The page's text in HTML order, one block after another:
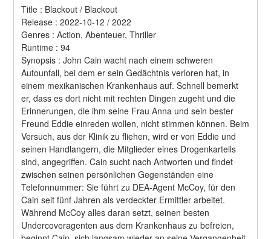
Title : Blackout / Blackout
Release : 2022-10-12 / 2022
Genres : Action, Abenteuer, Thriller
Runtime : 94
Synopsis : John Cain wacht nach einem schweren
Autounfall, bei dem er sein Gedächtnis verloren hat, in
einem mexikanischen Krankenhaus auf. Schnell bemerkt
er, dass es dort nicht mit rechten Dingen zugeht und die
Erinnerungen, die ihm seine Frau Anna und sein bester
Freund Eddie einreden wollen, nicht stimmen können. Beim
Versuch, aus der Klinik zu fliehen, wird er von Eddie und
seinen Handlangern, die Mitglieder eines Drogenkartells
sind, angegriffen. Cain sucht nach Antworten und findet
zwischen seinen persönlichen Gegenständen eine
Telefonnummer: Sie führt zu DEA-Agent McCoy, für den
Cain seit fünf Jahren als verdeckter Ermittler arbeitet.
Während McCoy alles daran setzt, seinen besten
Undercoveragenten aus dem Krankenhaus zu befreien,